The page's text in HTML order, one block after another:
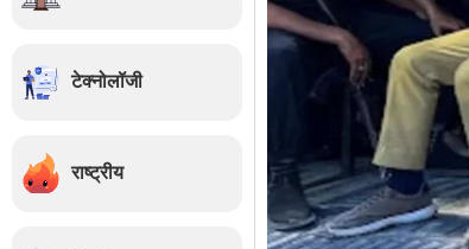
टेक्नोलॉजी
राष्ट्रीय